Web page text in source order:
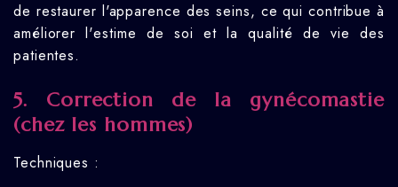
de restaurer l'apparence des seins, ce qui contribue à
améliorer l'estime de soi et la qualité de vie des
patientes.
5. Correction de la gynécomastie
(chez les hommes)
Techniques :